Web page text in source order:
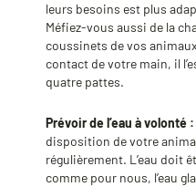
leurs besoins est plus
Méfiez-vous aussi de la
coussinets de vos
contact de votre main, il
quatre pattes.
Prévoir de l’eau à volonté :
disposition de votre
régulièrement. L’eau doit
comme pour nous, l’eau